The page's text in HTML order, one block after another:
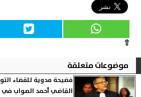
⇧
موضوعات متعلقة
فضيحة مدوية للقضاء
القاضي أحمد الصواب في جلسة